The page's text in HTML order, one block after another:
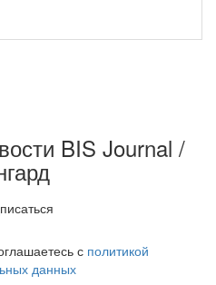
BIS Journal /
с политикой
данных